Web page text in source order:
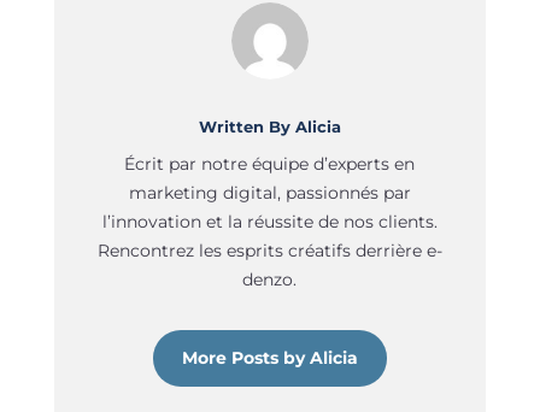
Written By Alicia
Écrit par notre équipe d’experts en
marketing digital, passionnés par
l’innovation et la réussite de nos clients.
Rencontrez les esprits créatifs derrière e-
denzo.
More Posts by Alicia